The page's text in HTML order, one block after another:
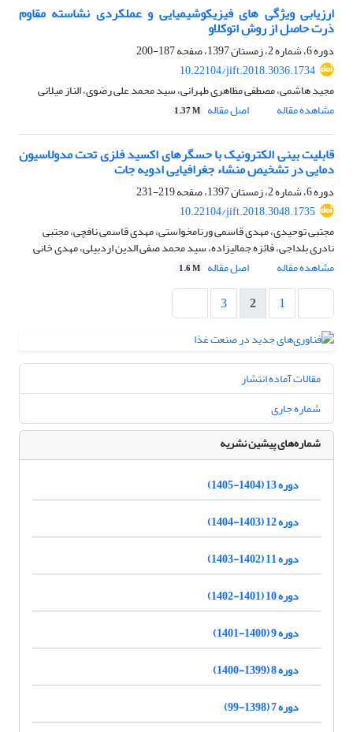
ارزیابی ویژگی های فیزیکوشیمیایی و عملکردی نشاسته مقاوم
ذرت حاصل از روش اتوکلاو
دوره 6، شماره 2، زمستان 1397، صفحه
187-200
10.22104/jift.2018.3036.1734
مجید هاشمی، مصطفی مظاهری طهرانی، سید محمد علی رضوی، الناز میلانی
مشاهده مقاله
اصل مقاله 1.37 M
قابلیت بینی الکترونیک با حسگرهای اکسید فلزی تحت مدولاسیون
دمایی در تشخیص منشاء جغرافیایی ادویه جات
دوره 6، شماره 2، زمستان 1397، صفحه
219-231
10.22104/jift.2018.3048.1735
مجتبی توحیدی، مهدی قاسمی ورنامخواستی، مهدی قاسمی نافچی، مجتبی
نادری بلداجی، فائزه جمالیزاده، سید محمد صفی الدین اردبیلی، مهدی خانی
مشاهده مقاله
اصل مقاله 1.6 M
1
2
3
مقالات آماده انتشار
شماره جاری
شماره‌های پیشین نشریه
دوره 13 (1404-1405)
دوره 12 (1403-1404)
دوره 11 (1402-1403)
دوره 10 (1401-1402)
دوره 9 (1400-1401)
دوره 8 (1399-1400)
دوره 7 (1398-99)